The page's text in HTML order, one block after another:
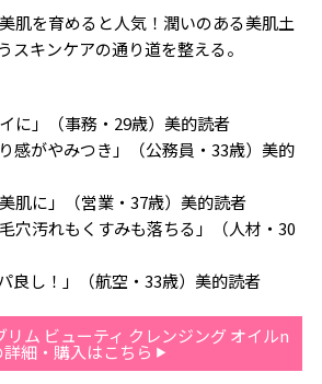
肌を育めると人気！潤いのある美肌土
スキンケアの通り道を整える。
に」（事務・29歳）美的読者
感がやみつき」（公務員・33歳）美的
肌に」（営業・37歳）美的読者
穴汚れもくすみも落ちる」（人材・30
良し！」（航空・33歳）美的読者
ム ビューティ クレンジング オイルn
詳細・購入はこちら